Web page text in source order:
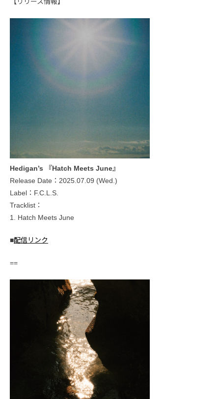
Hedigan’s 『Hatch Meets June』
Release Date：2025.07.09 (Wed.)
Label：F.C.L.S.
Tracklist：
1. Hatch Meets June
■配信リンク
==